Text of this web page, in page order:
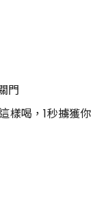
門
樣喝，1秒擄獲你